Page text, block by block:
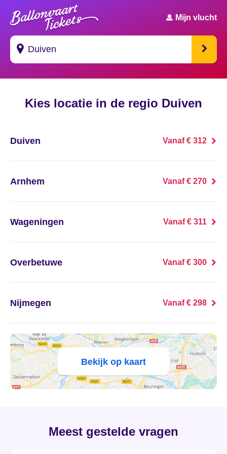
Mijn vlucht
Suggesties
's Gravendeel
's Gravenpolder
's Gravenzande
's Heer Abtskerke
's Heerenberg
's Heerenhoek
's Hertogenbosch
Kies locatie in de regio Duiven
Duiven Vanaf € 312
Arnhem Vanaf € 270
Wageningen Vanaf € 311
Overbetuwe Vanaf € 300
Nijmegen Vanaf € 298
Bekijk op kaart
Meest gestelde vragen